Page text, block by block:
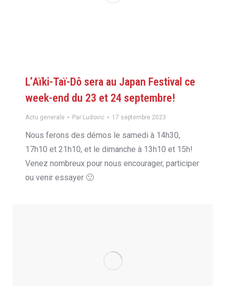
L’Aïki-Taï-Dô sera au Japan Festival ce
week-end du 23 et 24 septembre!
Actu generale Par Ludovic 17 septembre 2023
Nous ferons des démos le samedi à 14h30,
17h10 et 21h10, et le dimanche à 13h10 et 15h!
Venez nombreux pour nous encourager, participer
ou venir essayer 🙂